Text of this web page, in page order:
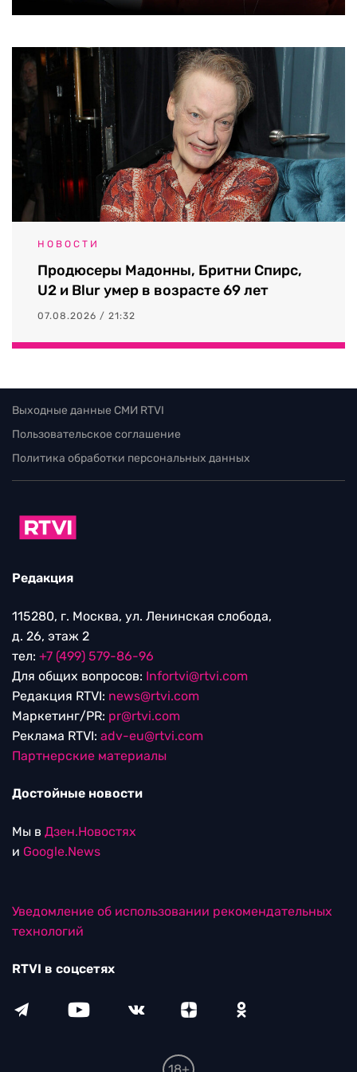
НОВОСТИ
Продюсеры Мадонны, Бритни Спирс,
U2 и Blur умер в возрасте 69 лет
07.08.2026 / 21:32
Выходные данные СМИ RTVI
Пользовательское соглашение
Политика обработки персональных данных
Редакция
115280, г. Москва, ул. Ленинская слобода,
д. 26, этаж 2
тел: +7 (499) 579-86-96
Для общих вопросов: Infortvi@rtvi.com
Редакция RTVI: news@rtvi.com
Маркетинг/PR: pr@rtvi.com
Реклама RTVI: adv-eu@rtvi.com
Партнерские материалы
Достойные новости
Мы в Дзен.Новостях
и Google.News
Уведомление об использовании рекомендательных
технологий
RTVI в соцсетях